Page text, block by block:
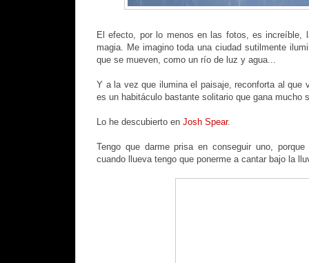
El efecto, por lo menos en las fotos, es increíble,
magia. Me imagino toda una ciudad sutilmente
que se mueven, como un río de luz y agua...
Y a la vez que ilumina el paisaje, reconforta al que
es un habitáculo bastante solitario que gana mucho
Lo he descubierto en Josh Spear.
Tengo que darme prisa en conseguir uno,
cuando llueva tengo que ponerme a cantar bajo la